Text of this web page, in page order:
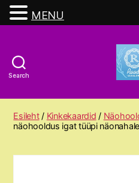
Search
Esileht/ Kinkekaardid /
näohooldus igat tüüpi näonahale
MENU